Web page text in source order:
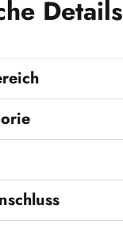
Details